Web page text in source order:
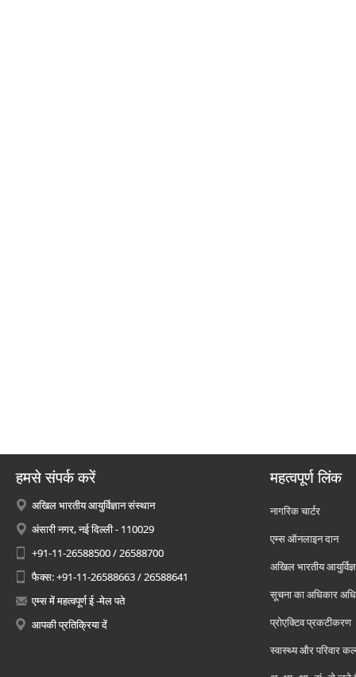
हमसे संपर्क करें
अखिल भारतीय आयुर्विज्ञान संस्थान
अंसारी नगर, नई दिल्ली - 110029
+91-11-26588500 / 26588700
फैक्स: +91-11-26588663 / 26588641
एम्स में महत्वपूर्ण ई -मेल पते
आपकी प्रतिक्रिया दें
महत्वपूर्ण लिंक
नागरिक चार्टर
एम्स ऑनलाइन दान
अखिल भारतीय
सूचना का अधिकार
प्रोएक्टिव प्रकटीकरण
स्वास्थ्य और परिवार